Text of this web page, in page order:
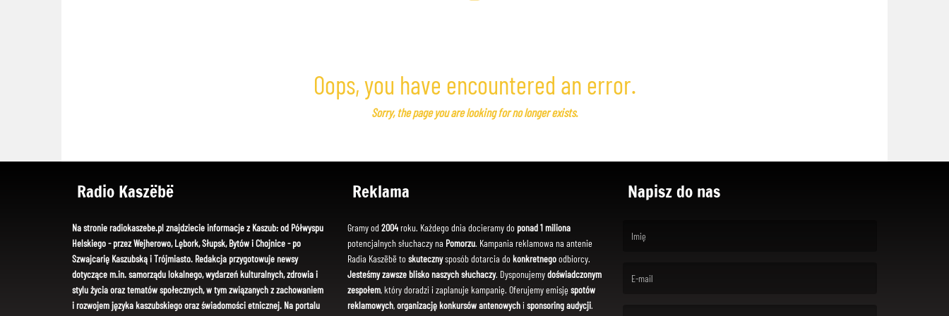
Oops, you have encountered an error.
Sorry, the page you are looking for no longer exists.
Radio Kaszëbë
Na stronie radiokaszebe.pl znajdziecie informacje z Kaszub: od Półwyspu
Helskiego - przez Wejherowo, Lębork, Słupsk, Bytów i Chojnice - po
Szwajcarię Kaszubską i Trójmiasto. Redakcja przygotowuje newsy
dotyczące m.in. samorządu lokalnego, wydarzeń kulturalnych, zdrowia i
stylu życia oraz tematów społecznych, w tym związanych z zachowaniem
i rozwojem języka kaszubskiego oraz świadomości etnicznej. Na portalu
Reklama
Gramy od 2004roku. Każdego dnia docieramy do ponad 1 miliona
potencjalnych słuchaczy na Pomorzu. Kampania reklamowa na antenie
Radia Kaszëbë toskutecznysposób dotarcia dokonkretnegoodbiorcy.
Jesteśmy zawsze blisko naszych słuchaczy. Dysponujemydoświadczonym
zespołem, który doradzi i zaplanuje kampanię. Oferujemy emisję spotów
reklamowych,organizację konkursów antenowychi sponsoring audycji.
Napisz do nas